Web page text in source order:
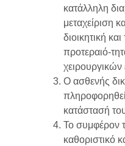
κατάλληλη
μεταχείριση
διοικητική
προτεραιό-
Ο ασθενής
κατάστασή
Το συμφέρον
καθοριστικό